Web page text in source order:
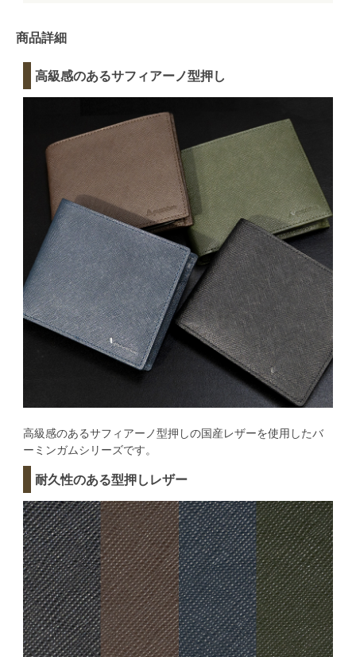
商品詳細
高級感のあるサフィアーノ型押し
高級感のあるサフィアーノ型押しの国産レザーを使用したバ
ーミンガムシリーズです。
耐久性のある型押しレザー